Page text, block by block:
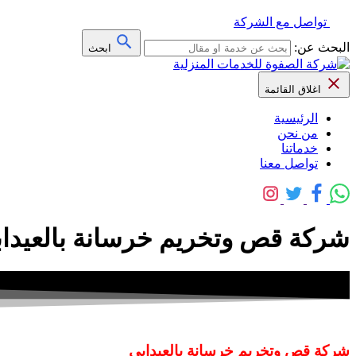
تواصل مع الشركة
البحث عن:
ابحث
اغلاق القائمة
الرئيسية
من نحن
خدماتنا
تواصل معنا
شركة قص وتخريم خرسانة بالعيدابي 0508845868 خصم 30% – شركة
شركة قص وتخريم خرسانة بالعيدابي